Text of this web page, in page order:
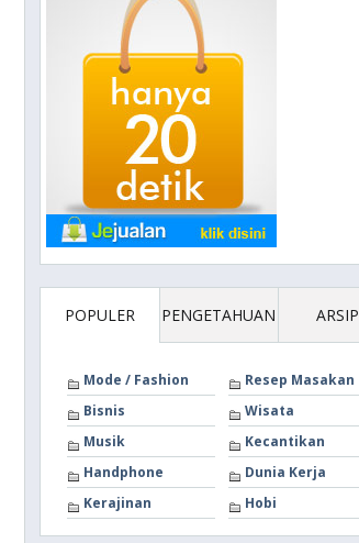
POPULER PENGETAHUAN ARSIP
Mode / Fashion
Resep Masakan
Bisnis
Wisata
Musik
Kecantikan
Handphone
Dunia Kerja
Kerajinan
Hobi